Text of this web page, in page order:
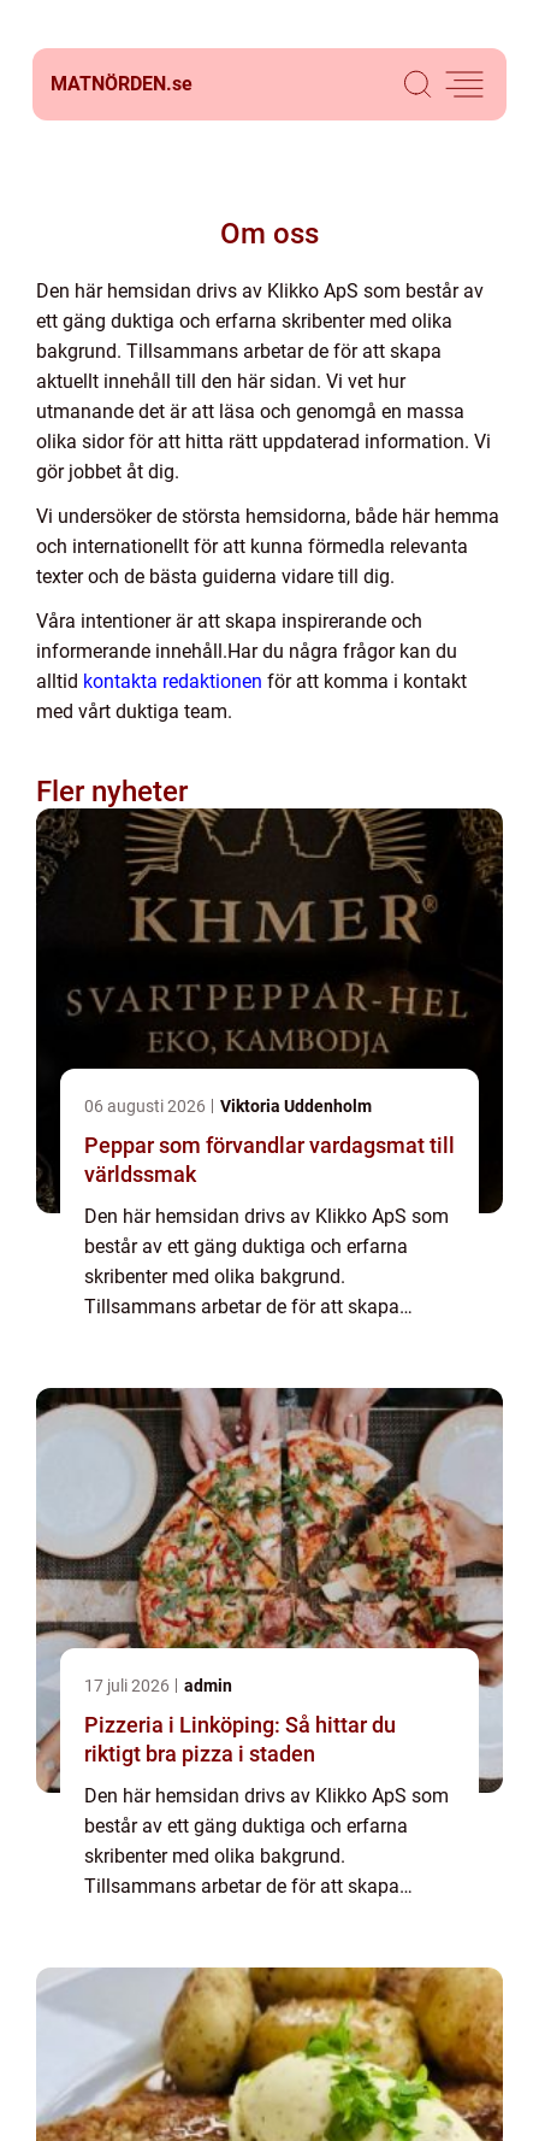
MATNÖRDEN.se
Om oss
Den här hemsidan drivs av Klikko ApS som består av
ett gäng duktiga och erfarna skribenter med olika
bakgrund. Tillsammans arbetar de för att skapa
aktuellt innehåll till den här sidan. Vi vet hur
utmanande det är att läsa och genomgå en massa
olika sidor för att hitta rätt uppdaterad information. Vi
gör jobbet åt dig.
Vi undersöker de största hemsidorna, både här hemma
och internationellt för att kunna förmedla relevanta
texter och de bästa guiderna vidare till dig.
Våra intentioner är att skapa inspirerande och
informerande innehåll.Har du några frågor kan du
alltid kontakta redaktionen för att komma i kontakt
med vårt duktiga team.
Fler nyheter
06 augusti 2026 Viktoria Uddenholm
Peppar som förvandlar vardagsmat till
världssmak
Den här hemsidan drivs av Klikko ApS som
består av ett gäng duktiga och erfarna
skribenter med olika bakgrund.
Tillsammans arbetar de för att skapa
massa olika ...
17 juli 2026 admin
Pizzeria i Linköping: Så hittar du
riktigt bra pizza i staden
Den här hemsidan drivs av Klikko ApS som
består av ett gäng duktiga och erfarna
skribenter med olika bakgrund.
Tillsammans arbetar de för att skapa
massa olika ...